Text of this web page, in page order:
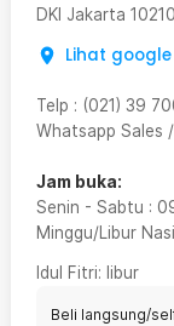
DKI Jakarta 10210
Lihat
Telp : (021) 39
Whatsapp Sales
Jam buka:
Senin - Sabtu :
Minggu/Libur
Idul Fitri: libur
Beli langsung/